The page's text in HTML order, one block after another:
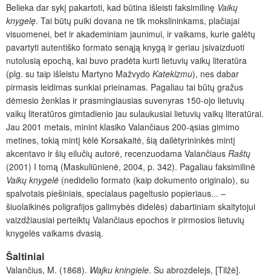
Belieka dar sykį pakartoti, kad būtina išleisti faksimilinę Vaikų
knygelę. Tai būtų puiki dovana ne tik mokslininkams, plačiajai
visuomenei, bet ir akademiniam jaunimui, ir vaikams, kurie galėtų
pavartyti autentiško formato senąją knygą ir geriau įsivaizduoti
nutolusią epochą, kai buvo pradėta kurti lietuvių vaikų literatūra
(plg. su taip išleistu Martyno Mažvydo Katekizmu), nes dabar
pirmasis leidimas sunkiai prieinamas. Pagaliau tai būtų gražus
dėmesio ženklas ir prasmingiausias suvenyras 150-ojo lietuvių
vaikų literatūros gimtadienio jau sulaukusiai lietuvių vaikų literatūrai.
Jau 2001 metais, minint klasiko Valančiaus 200-ąsias gimimo
metines, tokią mintį kėlė Korsakaitė, šią dailėtyrininkės mintį
akcentavo ir šių eilučių autorė, recenzuodama Valančiaus Raštų
(2001) I tomą (Maskuliūnienė, 2004, p. 342). Pagaliau faksimilinė
Vaikų knygelė (nedidelio formato (kaip dokumento originalo), su
spalvotais piešiniais, specialaus pageltusio popieriaus... –
šiuolaikinės poligrafijos galimybės didelės) dabartiniam skaitytojui
vaizdžiausiai perteiktų Valančiaus epochos ir pirmosios lietuvių
knygelės vaikams dvasią.
Šaltiniai
Valančius, M. (1868). Wajku kningiele. Su abrozdelejs, [Tilžė].